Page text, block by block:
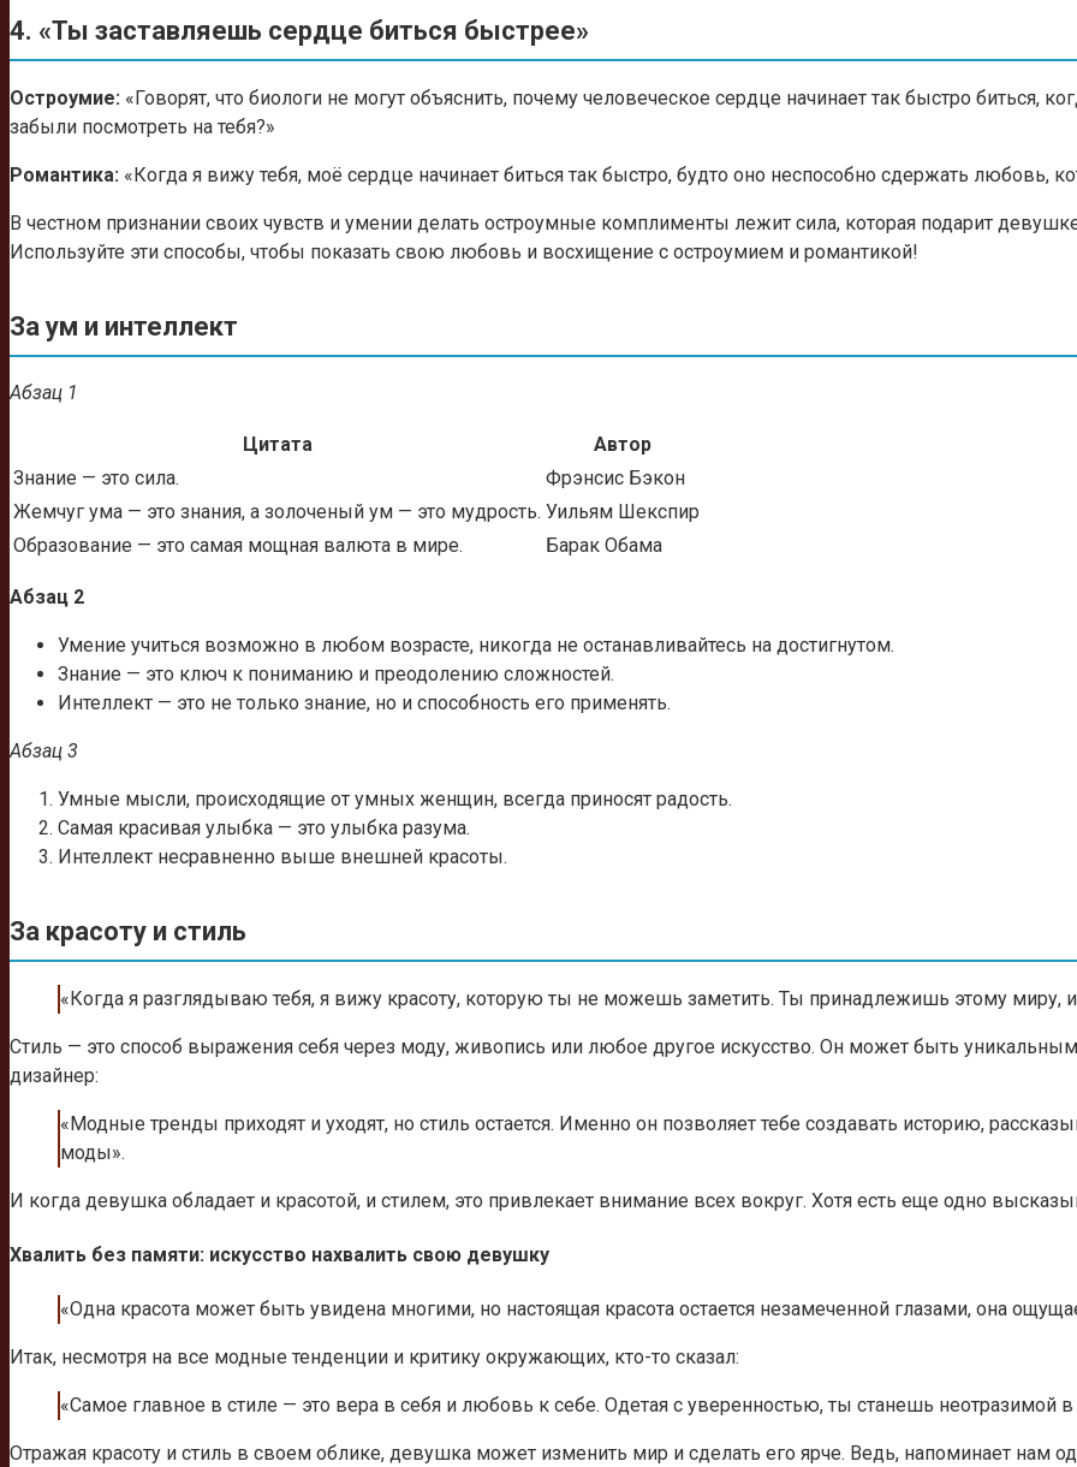
4. «Ты заставляешь сердце биться быстрее»
Остроумие: «Говорят, что биологи не могут объяснить, почему человеческое сердце начинает так быстро биться,
забыли посмотреть на тебя?»
Романтика: «Когда я вижу тебя, моё сердце начинает биться так быстро, будто оно неспособно сдержать любовь,
В честном признании своих чувств и умении делать остроумные комплименты лежит сила, которая подарит
Используйте эти способы, чтобы показать свою любовь и восхищение с остроумием и романтикой!
За ум и интеллект
Абзац 1
Цитата
Автор
Знание — это сила.
Фрэнсис Бэкон
Жемчуг ума — это знания, а золоченый ум — это мудрость. Уильям Шекспир
Образование — это самая мощная валюта в мире.
Барак Обама
Абзац 2
Умение учиться возможно в любом возрасте, никогда не останавливайтесь на достигнутом.
Знание — это ключ к пониманию и преодолению сложностей.
Интеллект — это не только знание, но и способность его применять.
Абзац 3
Умные мысли, происходящие от умных женщин, всегда приносят радость.
Самая красивая улыбка — это улыбка разума.
Интеллект несравненно выше внешней красоты.
За красоту и стиль
«Когда я разглядываю тебя, я вижу красоту, которую ты не можешь заметить. Ты принадлежишь этому миру, и
Стиль — это способ выражения себя через моду, живопись или любое другое искусство. Он может быть
дизайнер:
«Модные тренды приходят и уходят, но стиль остается. Именно он позволяет тебе создавать историю,
моды».
И когда девушка обладает и красотой, и стилем, это привлекает внимание всех вокруг. Хотя есть еще одно
Хвалить без памяти: искусство нахвалить свою девушку
«Одна красота может быть увидена многими, но настоящая красота остается незамеченной глазами, она
Итак, несмотря на все модные тенденции и критику окружающих, кто-то сказал:
«Самое главное в стиле — это вера в себя и любовь к себе. Одетая с уверенностью, ты станешь неотразимой в
Отражая красоту и стиль в своем облике, девушка может изменить мир и сделать его ярче. Ведь, напоминает нам